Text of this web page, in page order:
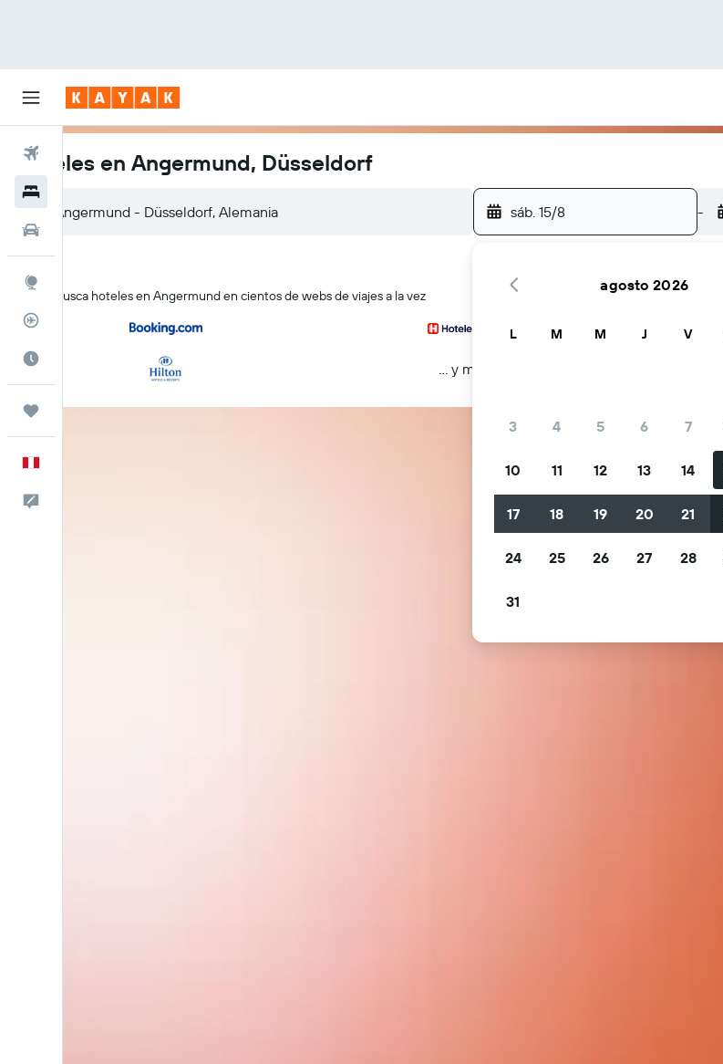
Vuelos
Trips
Hoteles en Angermund, Düsseldorf
sáb. 15/8 -
KAYAK busca hoteles en Angermund en cientos de webs de viajes a la vez
… y más
agosto 2026
L M M J V
3 4 5 6 7
10 11 12 13 14
17 18 19 20 21
24 25 26 27 28
31